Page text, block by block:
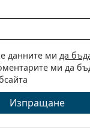
употреба.
CH0040O 002
данните ми да
ми да
Изпращане